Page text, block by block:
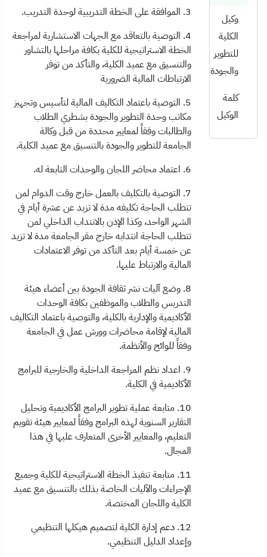
وكيل
الكلية
للتطوير
والجودة
كلمة
الوكيل
3. الموافقة على الخطة التدريبية لوحدة التدريب.
4. التوصية بالتعاقد مع الجهات الاستشارية لمراجعة
الخطة الاستراتيجية للكلية بكافة مراحلها بالتشاور
والتنسيق مع عميد الكلية، والتأكد من توفر
الارتباطات المالية الضرورية
5. التوصية باعتماد التكاليف المالية لتأسيس وتجهيز
مكاتب وحدة التطوير والجودة بشطري الطلاب
والطالبات وفقاً لمعايير محددة من قبل وكالة
الجامعة للتطوير والجودة بالتنسيق مع عميد الكلية.
6. اعتماد محاضر اللجان والوحدات التابعة له.
7. التوصية بالتكليف بالعمل خارج وقت الدوام لمن
تتطلب الحاجة تكليفه مدة لا تزيد عن عشرة أيام في
الشهر الواحد، وكذا الإذن بالانتداب الداخلي لمن
تتطلب الحاجة انتدابه خارج مقر الجامعة مدة لا تزيد
عن خمسة أيام بعد التأكد من توفر الاعتمادات
المالية والارتباط عليها.
8. وضع آليات نشر ثقافة الجودة بين أعضاء هيئة
التدريس والطلاب والموظفين بكافة الوحدات
الأكاديمية والإدارية بالكلية، والتوصية باعتماد التكاليف
المالية لإقامة محاضرات وورش عمل في الجامعة
وفقاً للوائح والأنظمة.
9. اعداد نظم المراجعة الداخلية والخارجية للبرامج
الأكاديمية في الكلية.
10. متابعة عملية تطوير البرامج الأكاديمية وتحليل
التقارير السنوية لهذه البرامج وفقاً لمعايير هيئة تقويم
التعليم، والمعايير الأخرى المتعارف عليها في هذا
المجال.
11. متابعة تنفيذ الخطة الاستراتيجية للكلية وجميع
الإجراءات والآليات الخاصة بذلك بالتنسيق مع عميد
الكلية واللجان المختصة.
12. دعم إدارة الكلية لتصميم هيكلها التنظيمي
وإعداد الدليل التنظيمي.